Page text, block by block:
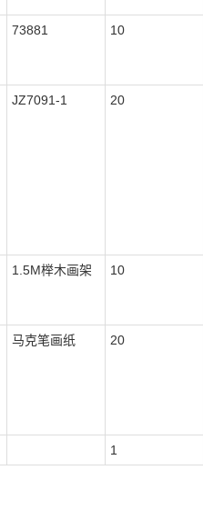
73881 10
JZ7091-1 20
1.5M榉木画架 10
马克笔画纸 20
1